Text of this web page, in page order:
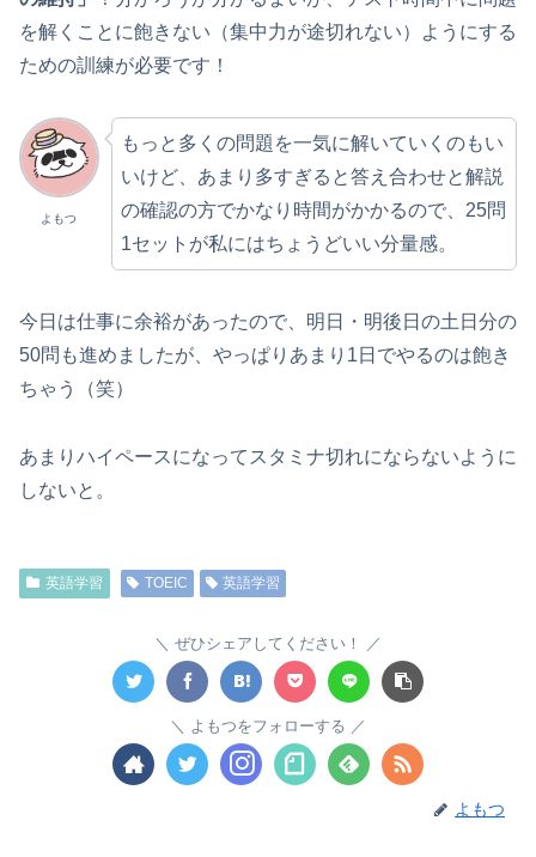
を解くことに飽きない（集中力が途切れない）ようにする
ための訓練が必要です！
よもつ
もっと多くの問題を一気に解いていくのもい
いけど、あまり多すぎると答え合わせと解説
の確認の方でかなり時間がかかるので、25問
1セットが私にはちょうどいい分量感。
今日は仕事に余裕があったので、明日・明後日の土日分の
50問も進めましたが、やっぱりあまり1日でやるのは飽き
ちゃう（笑）
あまりハイペースになってスタミナ切れにならないように
しないと。
英語学習 TOEIC 英語学習
ぜひシェアしてください！
よもつをフォローする
よもつ